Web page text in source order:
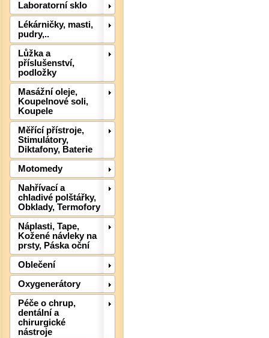
Laboratorní sklo
Lékárničky, masti,
pudry,..
Lůžka a
příslušenství,
podložky
Masážní oleje,
Koupelnové soli,
Koupele
Měřící přístroje,
Stimulátory,
Diktafony, Baterie
Motomedy
Nahřívací a
chladivé polštářky,
Obklady, Termofory
Náplasti, Tape,
Kožené návleky na
prsty, Páska oční
Oblečení
Oxygenerátory
Péče o chrup,
dentální a
chirurgické
nástroje